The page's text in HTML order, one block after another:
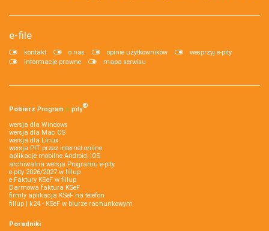
e-file
kontakt o nas opinie użytkowników
wesprzyj e-pity
informacje prawne
mapa serwisu
Pobierz Program e‑pity®
wersja dla Windows
wersja dla Mac OS
wersja dla Linux
wersja PIT przez internet online
aplikacje mobilne Android, iOS
archiwalna wersja Programu e-pity
e-pity 2026/2027 w fillup
e‑Faktury KSeF w fillup
Darmowa faktura KSeF
firmly aplikacja KSeF na telefon
fillup | k24 - KSeF w biurze rachunkowym
Poradniki